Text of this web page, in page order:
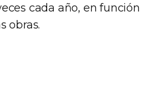
cada año, en función
obras.